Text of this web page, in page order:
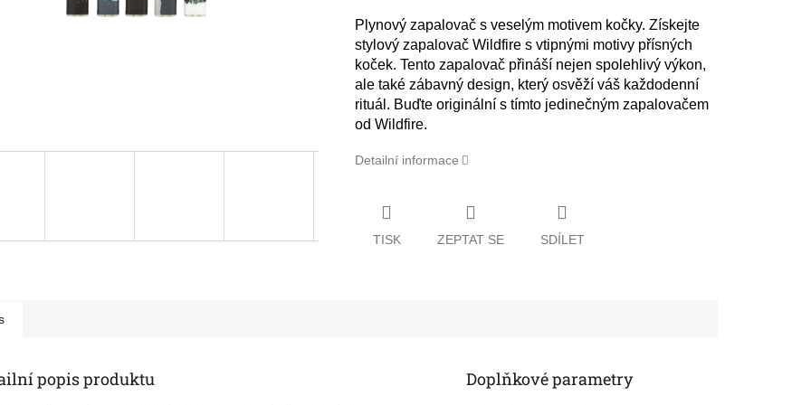
Plynový zapalovač s veselým motivem kočky. Získejte
stylový zapalovač Wildfire s vtipnými motivy přísných
koček. Tento zapalovač přináší nejen spolehlivý výkon,
ale také zábavný design, který osvěží váš každodenní
rituál. Buďte originální s tímto jedinečným zapalovačem
od Wildfire.
Detailní informace
TISK ZEPTAT SE SDÍLET
popis produktu Doplňkové parametry